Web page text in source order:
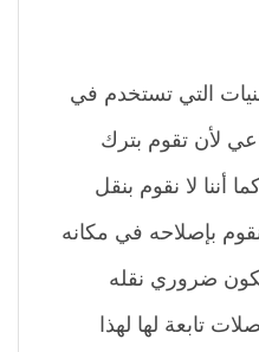
التي تستخدم في
لأن تقوم بترك
أننا لا نقوم بنقل
بإصلاحه في مكانه
ضروري نقله
تابعة لها لهذا